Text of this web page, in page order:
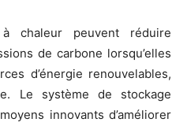
chaleur peuvent réduire
de carbone lorsqu’elles
d’énergie renouvelables,
Le système de stockage
innovants d’améliorer